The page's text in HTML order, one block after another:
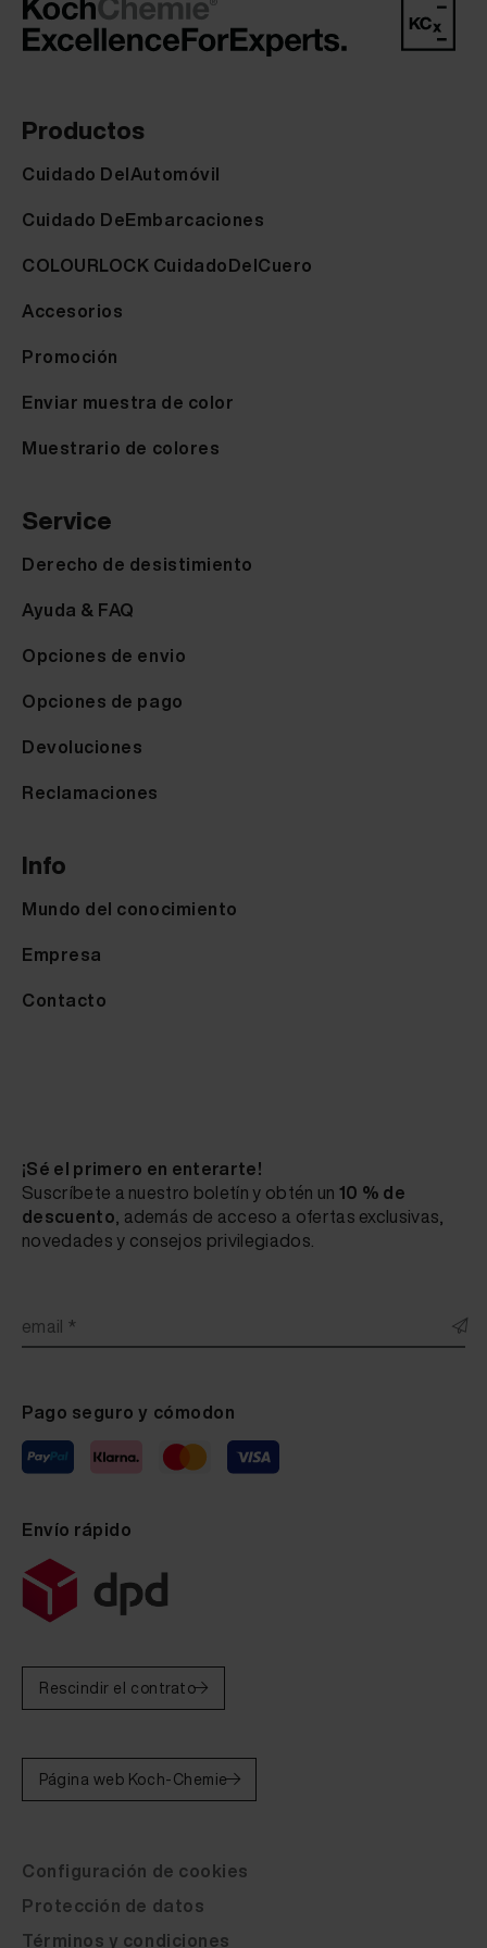
Productos
Cuidado DelAutomóvil
Cuidado DeEmbarcaciones
COLOURLOCK CuidadoDelCuero
Accesorios
Promoción
Enviar muestra de color
Muestrario de colores
Service
Derecho de desistimiento
Ayuda & FAQ
Opciones de envio
Opciones de pago
Devoluciones
Reclamaciones
Info
Mundo del conocimiento
Empresa
Contacto
¡Sé el primero en enterarte!
Suscríbete a nuestro boletín y obtén un 10 % de
descuento, además de acceso a ofertas exclusivas,
novedades y consejos privilegiados.
email *
Pago seguro y cómodon
Envío rápido
Rescindir el contrato
Página web Koch-Chemie
Configuración de cookies
Protección de datos
Términos y condiciones